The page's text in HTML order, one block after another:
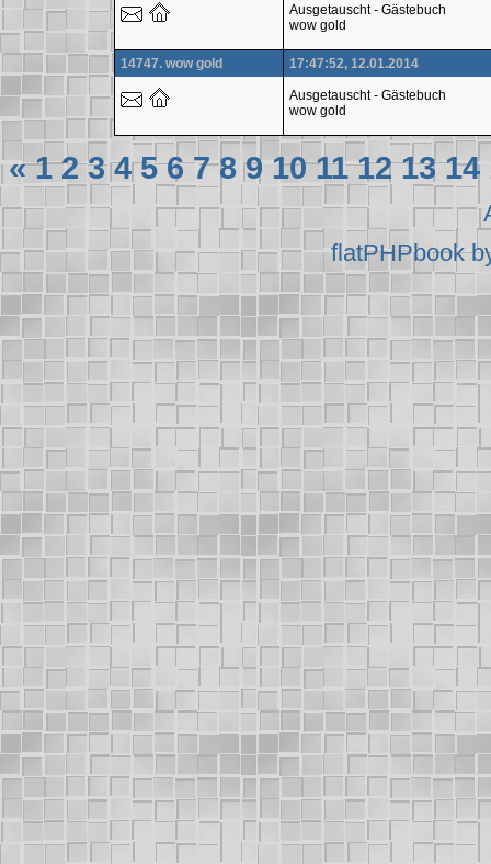
Ausgetauscht - Gästebuch
wow gold
14747. wow gold 17:47:52, 12.01.2014
Ausgetauscht - Gästebuch
wow gold
« 1 2 3 4 5 6 7 8 9 10 11 12 13 14
flatPHPbook